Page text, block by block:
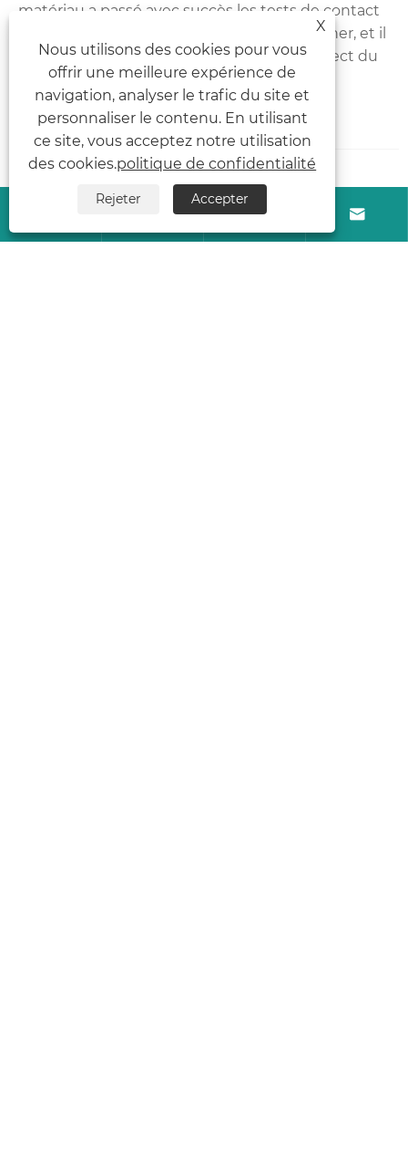
matériau a passé avec succès les tests de contact
alimentaire, il est épais et résistant au toucher, et il
n'y aura aucun goût étrange au contact direct du
pain, des aliments marinés, etc.
Voir plus >> envoyer une demande >>
1 2 »
 
X
Nous utilisons des cookies pour vous
offrir une meilleure expérience de
navigation, analyser le trafic du site et
personnaliser le contenu. En utilisant
ce site, vous acceptez notre utilisation
des cookies.politique de confidentialité
Rejeter Accepter